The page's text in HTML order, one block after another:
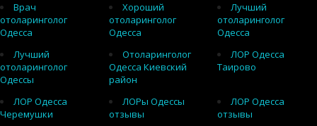
Врач
отоларинголог
Одесса
Хороший
отоларинголог
Одесса
Лучший
отоларинголог
Одесса
Лучший
отоларинголог
Одессы
Отоларинголог
Одесса Киевский
район
ЛОР Одесса
Таирово
ЛОР Одесса
Черемушки
ЛОРы Одессы
отзывы
ЛОР Одесса
отзывы